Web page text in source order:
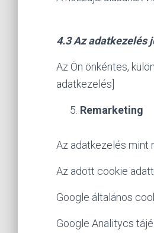
4.3 Az adatkezelés
Az Ön önkéntes,
adatkezelés]
Remarketing
Az adatkezelés mint
Az adott cookie
Google általános
Google Analitycs